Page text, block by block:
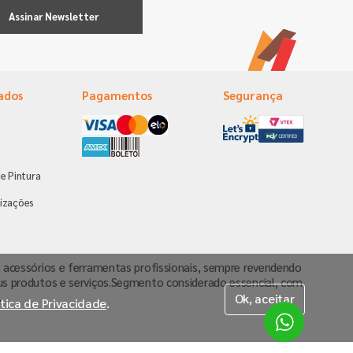
de Privacidade. Ok, aceitar
Assinar Newsletter
Pintura
Pagamentos Segurança
e ferramentas profissionais, sempre revendendo
produtos e serviços.Segmento considerado essencial, com